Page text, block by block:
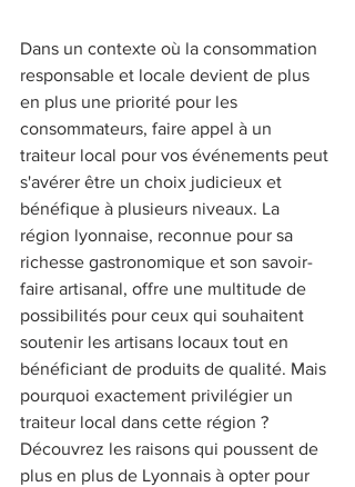
Dans un contexte où la consommation
responsable et locale devient de plus
en plus une priorité pour les
consommateurs, faire appel à un
traiteur local pour vos événements peut
s'avérer être un choix judicieux et
bénéfique à plusieurs niveaux. La
région lyonnaise, reconnue pour sa
richesse gastronomique et son savoir-
faire artisanal, offre une multitude de
possibilités pour ceux qui souhaitent
soutenir les artisans locaux tout en
bénéficiant de produits de qualité. Mais
pourquoi exactement privilégier un
traiteur local dans cette région ?
Découvrez les raisons qui poussent de
plus en plus de Lyonnais à opter pour